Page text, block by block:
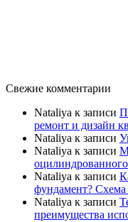
Свежие комментарии
Nataliya к записи
ремонт и дизайн
Nataliya к записи
Nataliya к записи
Nataliya к записи
фундамент? Схема
Nataliya к записи
преимущества